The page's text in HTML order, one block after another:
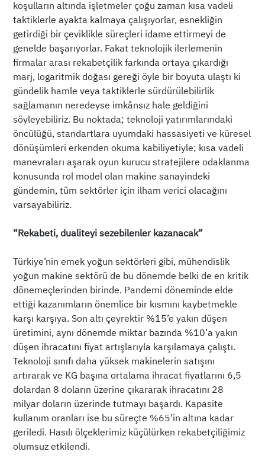
koşulların altında işletmeler çoğu zaman kısa vadeli
taktiklerle ayakta kalmaya çalışıyorlar, esnekliğin
getirdiği bir çeviklikle süreçleri idame ettirmeyi de
genelde başarıyorlar. Fakat teknolojik ilerlemenin
firmalar arası rekabetçilik farkında ortaya çıkardığı
marj, logaritmik doğası gereği öyle bir boyuta ulaştı ki
gündelik hamle veya taktiklerle sürdürülebilirlik
sağlamanın neredeyse imkânsız hale geldiğini
söyleyebiliriz. Bu noktada; teknoloji yatırımlarındaki
öncülüğü, standartlara uyumdaki hassasiyeti ve küresel
dönüşümleri erkenden okuma kabiliyetiyle; kısa vadeli
manevraları aşarak oyun kurucu stratejilere odaklanma
konusunda rol model olan makine sanayindeki
gündemin, tüm sektörler için ilham verici olacağını
varsayabiliriz.
“Rekabeti, dualiteyi sezebilenler kazanacak”
Türkiye’nin emek yoğun sektörleri gibi, mühendislik
yoğun makine sektörü de bu dönemde belki de en kritik
dönemeçlerinden birinde. Pandemi döneminde elde
ettiği kazanımların önemlice bir kısmını kaybetmekle
karşı karşıya. Son altı çeyrektir %15’e yakın düşen
üretimini, aynı dönemde miktar bazında %10’a yakın
düşen ihracatını fiyat artışlarıyla karşılamaya çalıştı.
Teknoloji sınıfı daha yüksek makinelerin satışını
artırarak ve KG başına ortalama ihracat fiyatlarını 6,5
dolardan 8 doların üzerine çıkararak ihracatını 28
milyar doların üzerinde tutmayı başardı. Kapasite
kullanım oranları ise bu süreçte %65’in altına kadar
geriledi. Hasılı ölçeklerimiz küçülürken rekabetçiliğimiz
olumsuz etkilendi.